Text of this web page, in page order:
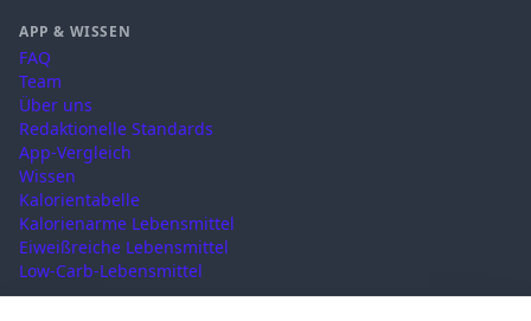
APP & WISSEN
FAQ
Team
Über uns
Redaktionelle Standards
App-Vergleich
Wissen
Kalorientabelle
Kalorienarme Lebensmittel
Eiweißreiche Lebensmittel
Low-Carb-Lebensmittel